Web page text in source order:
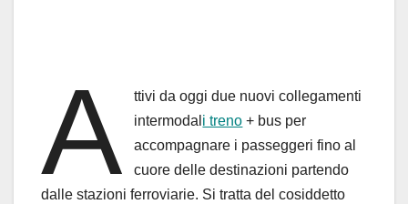
A
ttivi da oggi due nuovi collegamenti
intermodal i treno + bus per
accompagnare i passeggeri fino al
cuore delle destinazioni partendo
dalle stazioni ferroviarie. Si tratta del cosiddetto